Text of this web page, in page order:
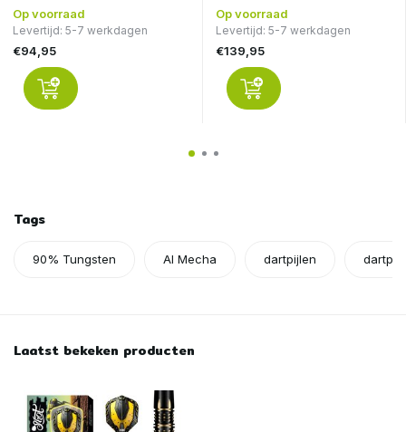
Op voorraad
Levertijd: 5-7 werkdagen
€94,95
Op voorraad
Levertijd: 5-7 werkdagen
€139,95
Tags
90% Tungsten AI Mecha dartpijlen
Laatst bekeken producten